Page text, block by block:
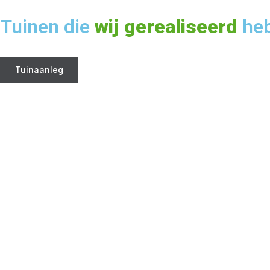
Tuinen die wij gerealiseerd
Tuinaanleg